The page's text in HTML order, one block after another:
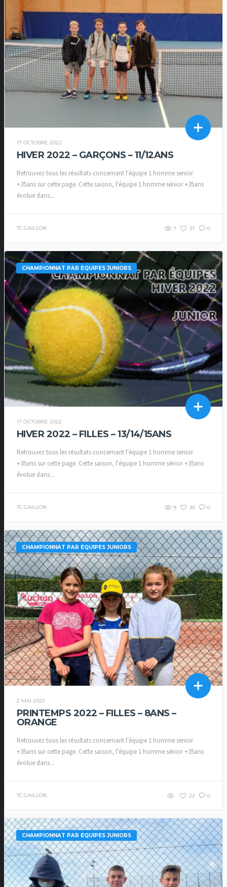
17 OCTOBRE 2022
HIVER 2022 – GARÇONS – 11/12ANS
Retrouvez tous les résultats concernant l'équipe 1 homme senior
+35ans sur cette page. Cette saison, l'équipe 1 homme sénior +35ans
évolue dans...
TC GAILLON 7 37 0
CHAMPIONNAT PAR EQUIPES JUNIORS
17 OCTOBRE 2022
HIVER 2022 – FILLES – 13/14/15ANS
Retrouvez tous les résultats concernant l'équipe 1 homme senior
+35ans sur cette page. Cette saison, l'équipe 1 homme sénior +35ans
évolue dans...
TC GAILLON 9 30 0
CHAMPIONNAT PAR EQUIPES JUNIORS
2 MAI 2022
PRINTEMPS 2022 – FILLES – 8ANS –
ORANGE
Retrouvez tous les résultats concernant l'équipe 1 homme senior
+35ans sur cette page. Cette saison, l'équipe 1 homme sénior +35ans
évolue dans...
TC GAILLON 22 0
CHAMPIONNAT PAR EQUIPES JUNIORS